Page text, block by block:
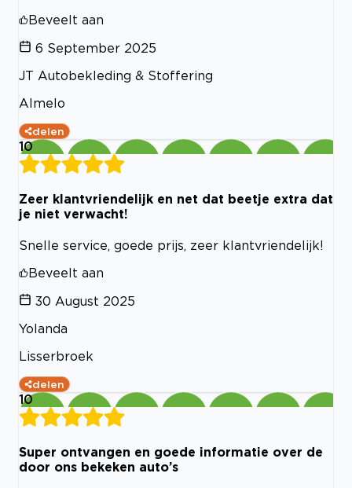
Beveelt aan
6 September 2025
JT Autobekleding & Stoffering
Almelo
delen
10
Zeer klantvriendelijk en net dat beetje extra dat
je niet verwacht!
Snelle service, goede prijs, zeer klantvriendelijk!
Beveelt aan
30 August 2025
Yolanda
Lisserbroek
delen
10
Super ontvangen en goede informatie over de
door ons bekeken auto’s